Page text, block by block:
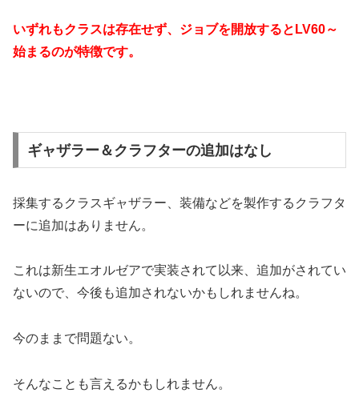
いずれもクラスは存在せず、ジョブを開放するとLV60～
始まるのが特徴です。
ギャザラー＆クラフターの追加はなし
採集するクラスギャザラー、装備などを製作するクラフタ
ーに追加はありません。
これは新生エオルゼアで実装されて以来、追加がされてい
ないので、今後も追加されないかもしれませんね。
今のままで問題ない。
そんなことも言えるかもしれません。